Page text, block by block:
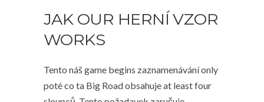
JAK OUR HERNÍ VZOR
WORKS
Tento náš game begins zaznamenávání only
poté co ta Big Road obsahuje at least four